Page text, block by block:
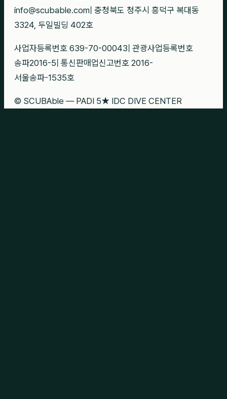
info@scubable.com 충청북도 청주시 흥덕구 복대동
3324, 두일빌딩 402호
사업자등록번호 639-70-00043 관광사업등록번호
송파2016-5 통신판매업신고번호 2016-
서울송파-1535호
© SCUBAble — PADI 5★ IDC DIVE CENTER